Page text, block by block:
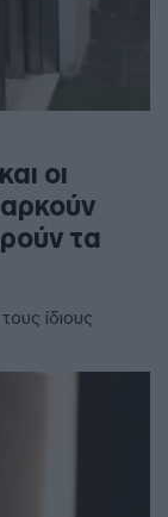
οι
τα
ίδιους